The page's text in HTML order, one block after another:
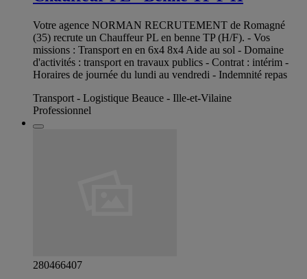
Votre agence NORMAN RECRUTEMENT de Romagné
(35) recrute un Chauffeur PL en benne TP (H/F). - Vos
missions : Transport en en 6x4 8x4 Aide au sol - Domaine
d'activités : transport en travaux publics - Contrat : intérim -
Horaires de journée du lundi au vendredi - Indemnité repas
Transport - Logistique Beauce - Ille-et-Vilaine
Professionnel
280466407